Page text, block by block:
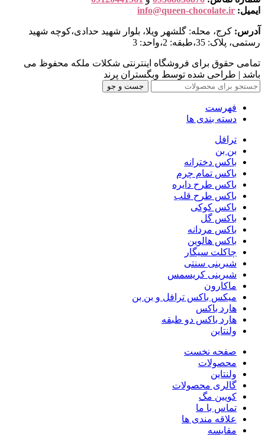
ایمیل: info@queen-chocolate.ir
آدرس: کرج، محله: گلشهر ویلا، بلوار شهید حدادی،کوچه شهید
رستمی، پلاک: 35،طبقه: 2،واحد: 3
تمامی حقوق برای فروشگاه اینترنتی شکلات ملکه محفوظ می
باشد | طراحی شده توسط وبگستران پرند
جست و جو
فهرست
دسته بندی ها
ترافل
بن بن
باکس دخترانه
باکس تمام چرم
باکس طرح دایره
باکس طرح قلب
باکس کوکی
باکس گل
باکس مردانه
باکس هالوین
چاکلت سیگار
شیرینی سنتی
شیرینی کریسمس
ماکارون
میکس باکس ترافل و بن بن
هارد باکس
هارد باکس دو طبقه
ولنتاین
صفحه نخست
محصولات
ولنتاین
گالری محصولات
کویین مگ
تماس با ما
علاقه مندی ها
مقایسه